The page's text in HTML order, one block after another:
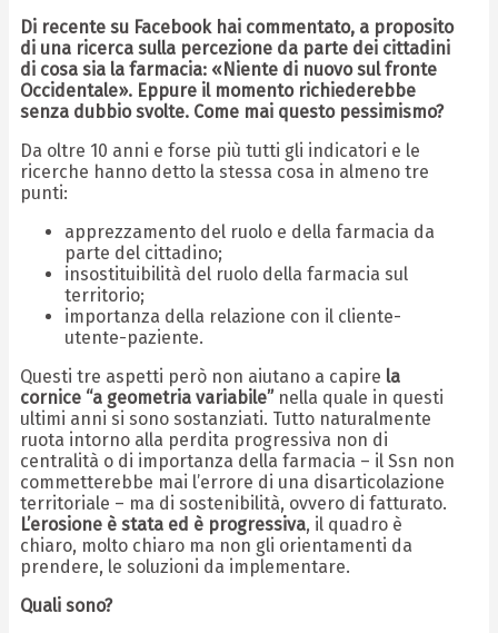
Di recente su Facebook hai commentato, a proposito
di una ricerca sulla percezione da parte dei cittadini
di cosa sia la farmacia: «Niente di nuovo sul fronte
Occidentale». Eppure il momento richiederebbe
senza dubbio svolte. Come mai questo pessimismo?
Da oltre 10 anni e forse più tutti gli indicatori e le
ricerche hanno detto la stessa cosa in almeno tre
punti:
apprezzamento del ruolo e della farmacia da
parte del cittadino;
insostituibilità del ruolo della farmacia sul
territorio;
importanza della relazione con il cliente-
utente-paziente.
Questi tre aspetti però non aiutano a capire la
cornice “a geometria variabile”nella quale in questi
ultimi anni si sono sostanziati. Tutto naturalmente
ruota intorno alla perdita progressiva non di
centralità o di importanza della farmacia – il Ssn non
commetterebbe mai l’errore di una disarticolazione
territoriale – ma di sostenibilità, ovvero di fatturato.
L’erosione è stata ed è progressiva, il quadro è
chiaro, molto chiaro ma non gli orientamenti da
prendere, le soluzioni da implementare.
Quali sono?